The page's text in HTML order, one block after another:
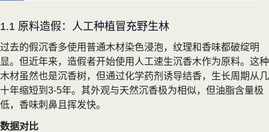
1.1 原料造假：人工种植冒充野生林
过去的假沉香多使用普通木材染色浸泡，纹理和香味都破绽明
显。但近年来，造假者开始使用人工速生沉香木作为原料。这种
木材虽然也是沉香树，但通过化学药剂诱导结香，生长周期从几
十年缩短到3-5年。其外观与天然沉香极为相似，但油脂含量极
低，香味刺鼻且挥发快。
数据对比